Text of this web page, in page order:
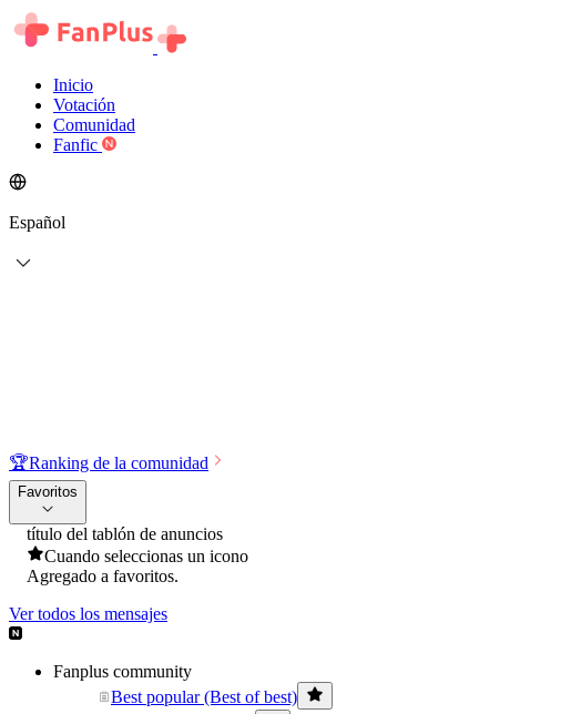
Inicio
Votación
Comunidad
Fanfic
Español
🏆Ranking de la comunidad
Favoritos
título del tablón de anuncios
Cuando seleccionas un icono
Agregado a favoritos.
Ver todos los mensajes
Fanplus community
Best popular (Best of best)